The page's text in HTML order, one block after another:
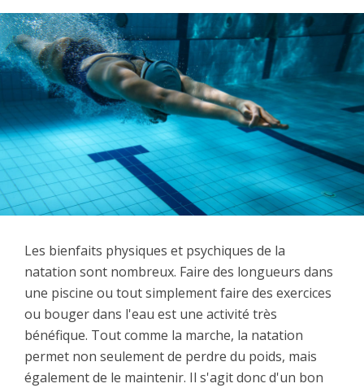
Les bienfaits physiques et psychiques de la
natation sont nombreux. Faire des longueurs dans
une piscine ou tout simplement faire des exercices
ou bouger dans l'eau est une activité très
bénéfique. Tout comme la marche, la natation
permet non seulement de perdre du poids, mais
également de le maintenir. Il s'agit donc d'un bon